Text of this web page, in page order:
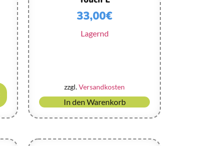
33,00€
Lagernd
zzgl.Versandkosten
In den Warenkorb